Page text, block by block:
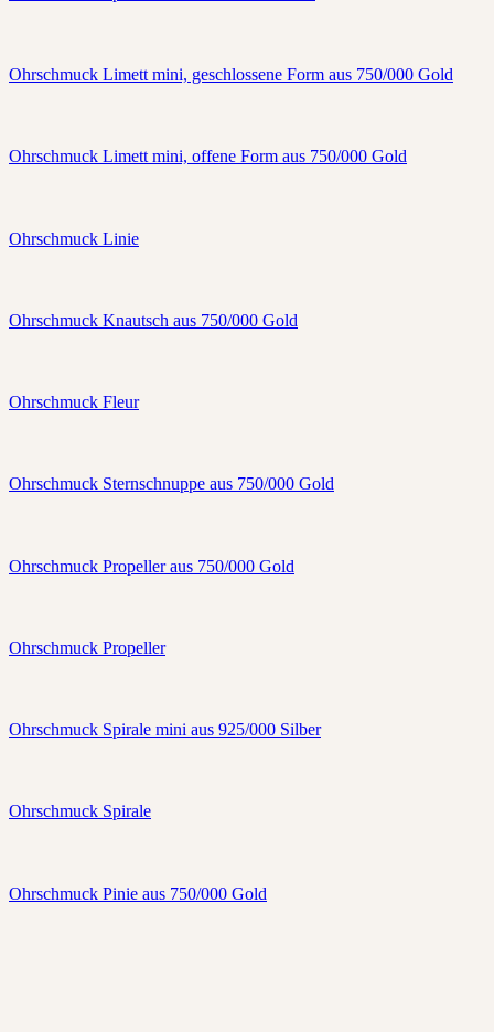
Ohrschmuck Limett mini, geschlossene Form aus 750/000 Gold
Ohrschmuck Limett mini, offene Form aus 750/000 Gold
Ohrschmuck Linie
Ohrschmuck Knautsch aus 750/000 Gold
Ohrschmuck Fleur
Ohrschmuck Sternschnuppe aus 750/000 Gold
Ohrschmuck Propeller aus 750/000 Gold
Ohrschmuck Propeller
Ohrschmuck Spirale mini aus 925/000 Silber
Ohrschmuck Spirale
Ohrschmuck Pinie aus 750/000 Gold